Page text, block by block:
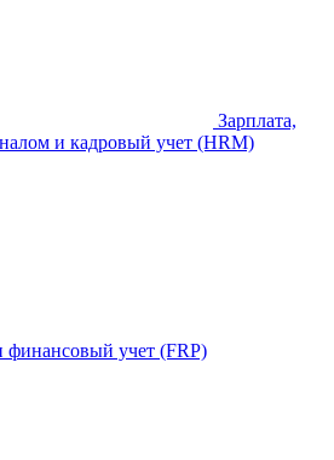
Зарплата,
и кадровый учет (HRM)
финансовый учет (FRP)